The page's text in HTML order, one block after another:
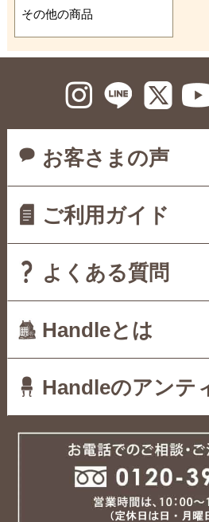
その他の商品
お客さまの声
ご利用ガイド
よくある質問
Handleとは
Handleのアンテ